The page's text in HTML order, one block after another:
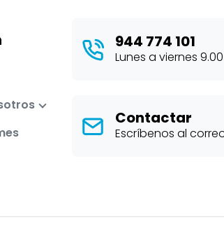
944 774 101
Lunes a viernes 9.00
Contactar
Escríbenos al